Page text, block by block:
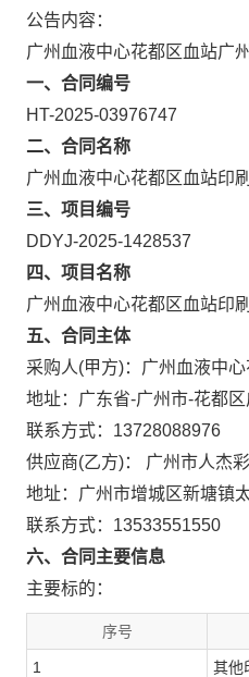
公告内容：
广州血液中心花都区血站广
一、合同编号
HT-2025-03976747
二、合同名称
广州血液中心花都区血站印
三、项目编号
DDYJ-2025-1428537
四、项目名称
广州血液中心花都区血站印
五、合同主体
采购人(甲方)：广州血液中
地址：广东省-广州市-花都
联系方式：13728088976
供应商(乙方)： 广州市人杰
地址：广州市增城区新塘镇
联系方式：13533551550
六、合同主要信息
主要标的：
序号
1 其他